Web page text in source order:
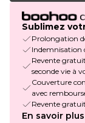
Sublimez
Prolongation
Indemnisation
Revente
seconde vie à
Couverture
avec
Revente
En savoir plus